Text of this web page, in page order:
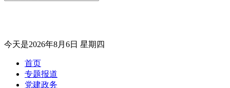
今天是2026年8月6日 星期四
首页
专题报道
党建政务